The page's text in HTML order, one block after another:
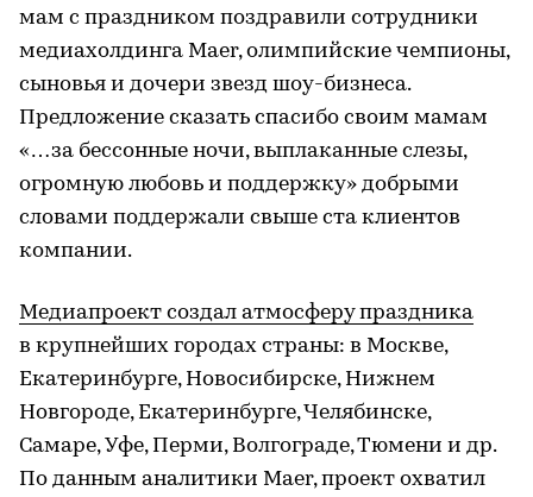
мам с праздником поздравили сотрудники
медиахолдинга Maer, олимпийские чемпионы,
сыновья и дочери звезд шоу-бизнеса.
Предложение сказать спасибо своим мамам
«…за бессонные ночи, выплаканные слезы,
огромную любовь и поддержку» добрыми
словами поддержали свыше ста клиентов
компании.
Медиапроект создал атмосферу праздника
в крупнейших городах страны: в Москве,
Екатеринбурге, Новосибирске, Нижнем
Новгороде, Екатеринбурге, Челябинске,
Самаре, Уфе, Перми, Волгограде, Тюмени и др.
По данным аналитики Maer, проект охватил